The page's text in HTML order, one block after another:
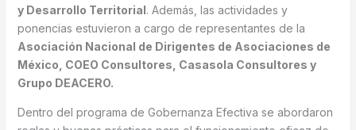
y Desarrollo Territorial. Además, las actividades y
ponencias estuvieron a cargo de representantes de la
Asociación Nacional de Dirigentes de Asociaciones de
México, COEO Consultores, Casasola Consultores y
Grupo DEACERO.
Dentro del programa de Gobernanza Efectiva se abordaron